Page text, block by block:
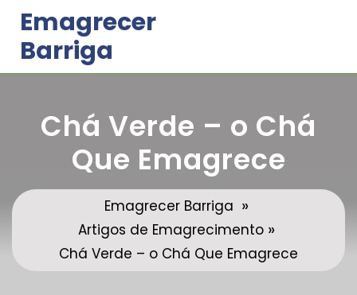
content
Emagrecer
Barriga
Chá Verde – o Chá
Que Emagrece
Emagrecer Barriga »
Artigos de Emagrecimento »
Chá Verde – o Chá Que Emagrece